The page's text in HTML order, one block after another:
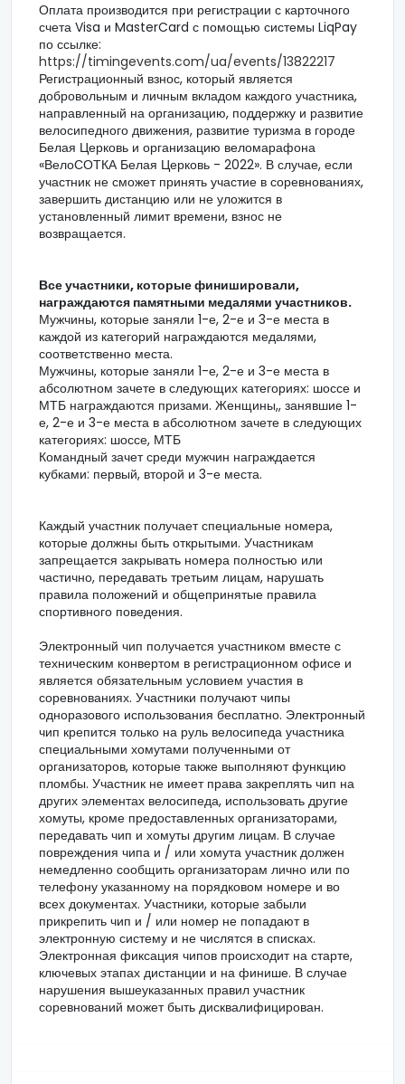
Оплата производится при регистрации с карточного
счета Visa и MasterCard с помощью системы LiqPay
по ссылке:
https://timingevents.com/ua/events/13822217
Регистрационный взнос, который является
добровольным и личным вкладом каждого участника,
направленный на организацию, поддержку и развитие
велосипедного движения, развитие туризма в городе
Белая Церковь и организацию веломарафона
«ВелоСОТКА Белая Церковь - 2022». В случае, если
участник не сможет принять участие в соревнованиях,
завершить дистанцию или не уложится в
установленный лимит времени, взнос не
возвращается.
Все участники, которые финишировали,
награждаются памятными медалями участников.
Мужчины, которые заняли 1-е, 2-е и 3-е места в
каждой из категорий награждаются медалями,
соответственно места.
Мужчины, которые заняли 1-е, 2-е и 3-е места в
абсолютном зачете в следующих категориях: шоссе и
МТБ награждаются призами. Женщины,, занявшие 1-
е, 2-е и 3-е места в абсолютном зачете в следующих
категориях: шоссе, МТБ
Командный зачет среди мужчин награждается
кубками: первый, второй и 3-е места.
Каждый участник получает специальные номера,
которые должны быть открытыми. Участникам
запрещается закрывать номера полностью или
частично, передавать третьим лицам, нарушать
правила положений и общепринятые правила
спортивного поведения.
Электронный чип получается участником вместе с
техническим конвертом в регистрационном офисе и
является обязательным условием участия в
соревнованиях. Участники получают чипы
одноразового использования бесплатно. Электронный
чип крепится только на руль велосипеда участника
специальными хомутами полученными от
организаторов, которые также выполняют функцию
пломбы. Участник не имеет права закреплять чип на
других элементах велосипеда, использовать другие
хомуты, кроме предоставленных организаторами,
передавать чип и хомуты другим лицам. В случае
повреждения чипа и / или хомута участник должен
немедленно сообщить организаторам лично или по
телефону указанному на порядковом номере и во
всех документах. Участники, которые забыли
прикрепить чип и / или номер не попадают в
электронную систему и не числятся в списках.
Электронная фиксация чипов происходит на старте,
ключевых этапах дистанции и на финише. В случае
нарушения вышеуказанных правил участник
соревнований может быть дисквалифицирован.